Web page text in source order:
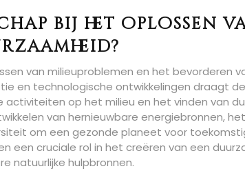
bij het oplossen
van milieuproblemen en het bevorderen
en technologische ontwikkelingen draagt
op het milieu en het vinden van
van hernieuwbare energiebronnen,
om een gezonde planeet voor
een cruciale rol in het creëren van een
natuurlijke hulpbronnen.